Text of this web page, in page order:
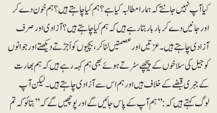
کیا آپ نہیں جانتے کہ ہمارا مطالبہ کیا ہے؟ ہم کیا چاہتے ہیں؟ ہم خون دے کر
اور جانیں دے کر باربار بتا رہے ہیں کہ ہم کیا چاہتے ہیں؟ آزادی اور صرف
آزادی چاہتے ہیں۔ عزتیں اور عصمتیں لٹا کر، بچیوں کو اُجڑتے دیکھتے اور جوانوں
کو جیل کی سلاخوں کے پیچھے سٹرتے ہوئے بھی ہم کہہ رہے ہیں کہ ہم بھارت
کے جبری قبضے کے خلاف ہیں اور ہم اس سے آزادی چاہتے ہیں۔ لیکن آپ
لوگ کہتے ہیں کہ:’’ ہم آپ کے پاس جائیں گے اور پوچھیں گے کہ ’’بتائو کہ تم